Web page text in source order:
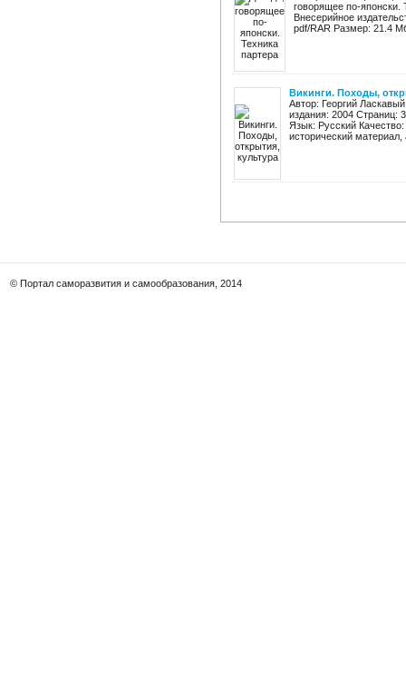
говорящее по-японски.
Внесерийное
pdf/RAR Размер: 21.4
Викинги. Походы,
Автор: Георгий
издания: 2004 Страниц:
Язык: Русский
исторический материал,
© Портал саморазвития и самообразования, 2014